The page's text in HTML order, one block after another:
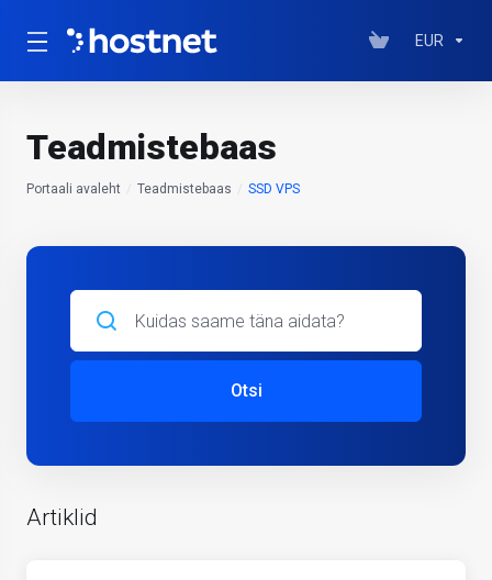
EUR
Teadmistebaas
Portaali avaleht Teadmistebaas SSD VPS
Otsi
Artiklid